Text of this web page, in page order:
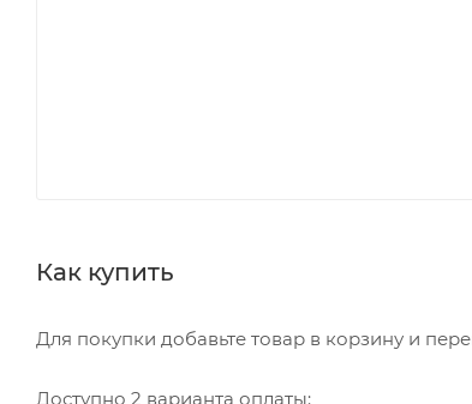
Как купить
Для покупки добавьте товар в корзину и
Доступно 2 варианта оплаты: